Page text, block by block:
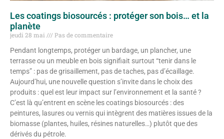
Les coatings biosourcés : protéger son bois… et la
planète
jeudi 28 mai
Pas de commentaire
Pendant longtemps, protéger un bardage, un plancher, une
terrasse ou un meuble en bois signifiait surtout “tenir dans le
temps” : pas de grisaillement, pas de taches, pas d’écaillage.
Aujourd’hui, une nouvelle question s’invite dans le choix des
produits : quel est leur impact sur l’environnement et la santé ?
C’est là qu’entrent en scène les coatings biosourcés : des
peintures, lasures ou vernis qui intègrent des matières issues de la
biomasse (plantes, huiles, résines naturelles…) plutôt que des
dérivés du pétrole.